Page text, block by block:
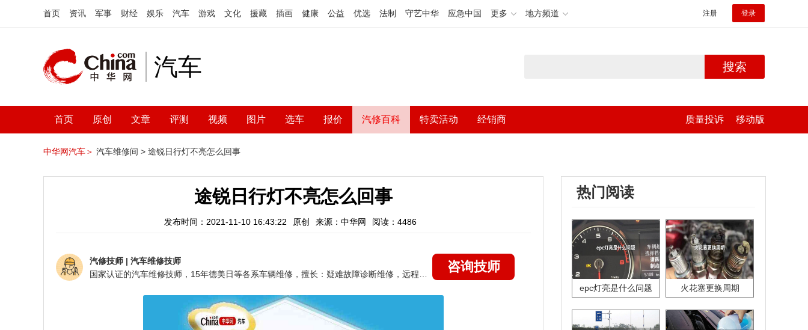
首页 资讯 军事 财经 娱乐 汽车 游戏 文化 援藏 插画 健康 公益 优选 法制 守艺中华 应急中国 更多 地方频道 注册 登录
汽车 搜索
首页 原创 文章 评测 视频 图片 选车 报价 汽修百科 特卖活动 经销商 质量投诉 移动版
中华网汽车＞ 汽车维修间 > 途锐日行灯不亮怎么回事
途锐日行灯不亮怎么回事
发布时间：2021-11-10 16:43:22 原创 来源：中华网 阅读：4486
汽修技师 | 汽车维修技师
咨询技师
热门阅读
epc灯亮是什么问题 火花塞更换周期